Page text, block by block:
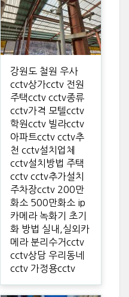
강원도 철원 우사
cctv상가cctv 전원
주택cctv cctv종류
cctv가격 모텔cctv
학원cctv 빌라cctv
아파트cctv cctv추
천 cctv설치업체
cctv설치방법 주택
cctv cctv추가설치
주차장cctv 200만
화소 500만화소 ip
카메라 녹화기 초기
화 방법 실내,실외카
메라 분리수거cctv
cctv상담 우리동네
cctv 가정용cctv